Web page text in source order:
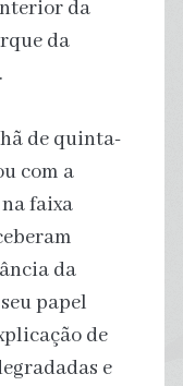
da
da
de quinta-
com a
faixa
da
papel
de
e